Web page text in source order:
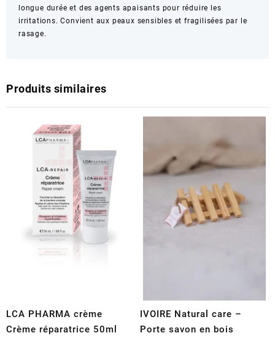
longue durée et des agents apaisants pour réduire les
irritations. Convient aux peaux sensibles et fragilisées par le
rasage.
Produits similaires
LCA PHARMA crème
Crème réparatrice 50ml
IVOIRE Natural care –
Porte savon en bois